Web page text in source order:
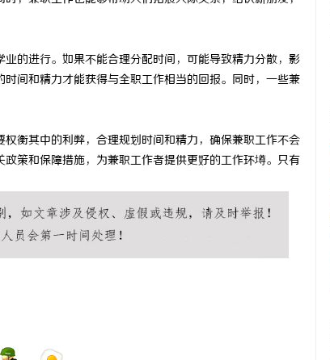
的进行。如果不能合理分配时间，可能导致精力分散，影
间和精力才能获得与全职工作相当的回报。同时，一些兼
衡其中的利弊，合理规划时间和精力，确保兼职工作不会
策和保障措施，为兼职工作者提供更好的工作环墫。只有